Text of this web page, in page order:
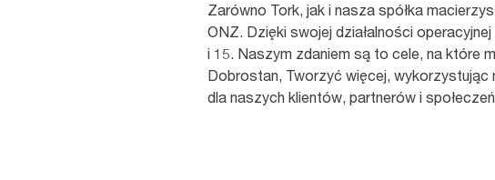
Zarówno Tork, jak i nasza spółka
ONZ. Dzięki swojej działalności
i 15. Naszym zdaniem są to cele, na które
Dobrostan, Tworzyć więcej, wykorzystując
dla naszych klientów, partnerów i